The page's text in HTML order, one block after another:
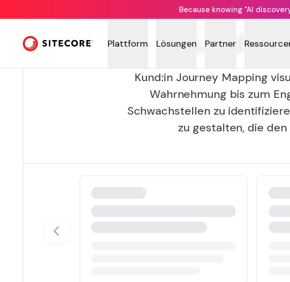
Because knowing "AI
Plattform Lösungen Partner
Kund:in
Kund:in Journey Mapping
Wahrnehmung bis zum
Schwachstellen zu
zu gestalten, die